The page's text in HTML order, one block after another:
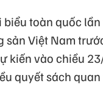
toàn quốc lần
sản Việt Nam
kiến vào chiều
quyết sách